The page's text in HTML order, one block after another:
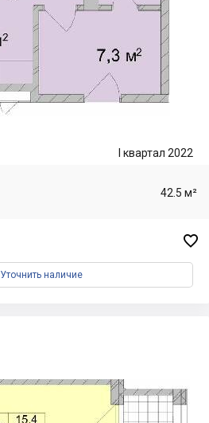
I квартал 2022
42.5 м²

Уточнить наличие